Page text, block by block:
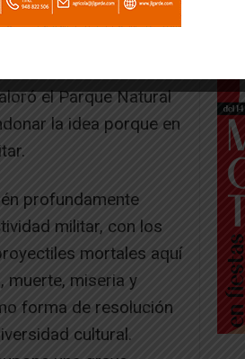
esta figura. Ya lo
marinos. Desde hace
a un territorio
el Parque Natural
la idea porque en
profundamente
militar, con los
mortales aquí
muerte, miseria y
forma de resolución
cultural.